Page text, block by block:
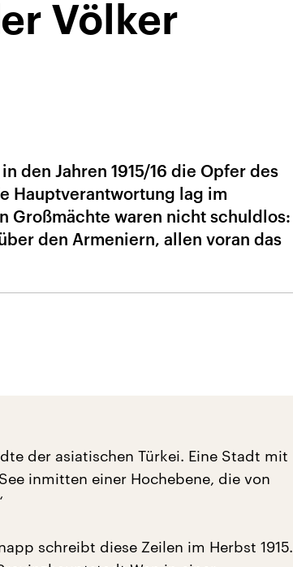
Völker
den Jahren 1915/16 die Opfer des
Hauptverantwortung lag im
Großmächte waren nicht schuldlos:
den Armeniern, allen voran das
der asiatischen Türkei. Eine Stadt mit
inmitten einer Hochebene, die von
schreibt diese Zeilen im Herbst 1915.